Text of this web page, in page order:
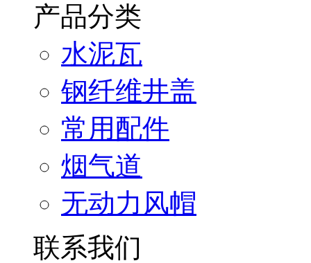
产品分类
水泥瓦
钢纤维井盖
常用配件
烟气道
无动力风帽
联系我们